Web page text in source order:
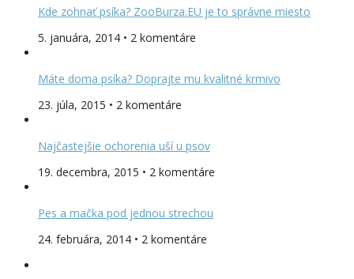
Kde zohnať psíka? ZooBurza.EU je to správne miesto
5. januára, 2014 • 2 komentáre
Máte doma psíka? Doprajte mu kvalitné krmivo
23. júla, 2015 • 2 komentáre
Najčastejšie ochorenia uší u psov
19. decembra, 2015 • 2 komentáre
Pes a mačka pod jednou strechou
24. februára, 2014 • 2 komentáre